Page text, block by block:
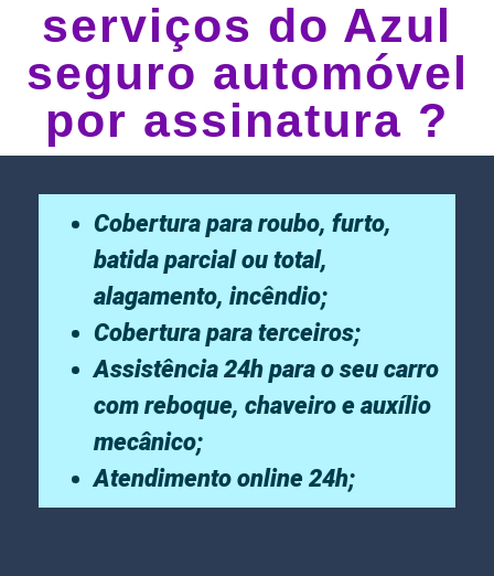
serviços do Azul
seguro automóvel
por assinatura ?
Cobertura para roubo, furto,
batida parcial ou total,
alagamento, incêndio;
Cobertura para terceiros;
Assistência 24h para o seu carro
com reboque, chaveiro e auxílio
mecânico;
Atendimento online 24h;